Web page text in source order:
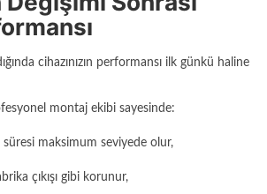
cihazınızın performansı ilk günkü haline
montaj ekibi sayesinde:
maksimum seviyede olur,
çıkışı gibi korunur,